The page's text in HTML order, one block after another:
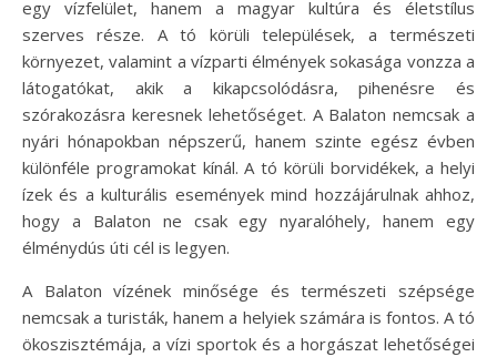
egy vízfelület, hanem a magyar kultúra és életstílus
szerves része. A tó körüli települések, a természeti
környezet, valamint a vízparti élmények sokasága vonzza a
látogatókat, akik a kikapcsolódásra, pihenésre és
szórakozásra keresnek lehetőséget. A Balaton nemcsak a
nyári hónapokban népszerű, hanem szinte egész évben
különféle programokat kínál. A tó körüli borvidékek, a helyi
ízek és a kulturális események mind hozzájárulnak ahhoz,
hogy a Balaton ne csak egy nyaralóhely, hanem egy
élménydús úti cél is legyen.
A Balaton vízének minősége és természeti szépsége
nemcsak a turisták, hanem a helyiek számára is fontos. A tó
ökoszisztémája, a vízi sportok és a horgászat lehetőségei